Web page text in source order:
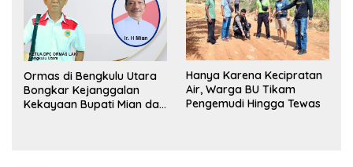
Ormas di Bengkulu Utara
Bongkar Kejanggalan
Kekayaan Bupati Mian dan
Hanya Karena Kecipratan
Air, Warga BU Tikam
Pengemudi Hingga Tewas